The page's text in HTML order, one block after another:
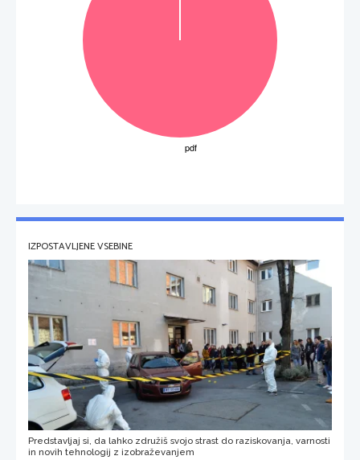
IZPOSTAVLJENE VSEBINE
Predstavljaj si, da lahko združiš svojo strast do raziskovanja, varnosti
in novih tehnologij z izobraževanjem